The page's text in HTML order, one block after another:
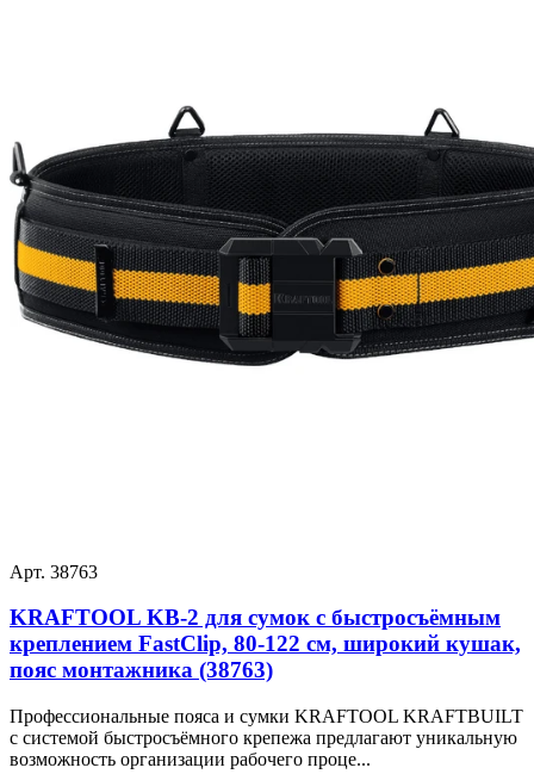
Арт. 38763
KRAFTOOL KB-2 для сумок с быстросъёмным
креплением FastClip, 80-122 см, широкий кушак,
пояс монтажника (38763)
Профессиональные пояса и сумки KRAFTOOL KRAFTBUILT
с системой быстросъёмного крепежа предлагают уникальную
возможность организации рабочего проце...